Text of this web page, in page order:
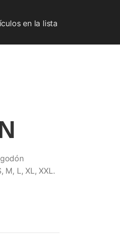
en la lista
L, XL, XXL.